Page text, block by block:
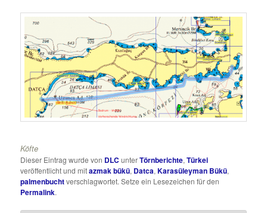
Köfte
Dieser Eintrag wurde von DLC unterTörnberichte,Türkei
veröffentlicht und mitazmak bükü, Datca,Karasüleyman Bükü,
palmenbuchtverschlagwortet. Setze ein Lesezeichen für den
Permalink.